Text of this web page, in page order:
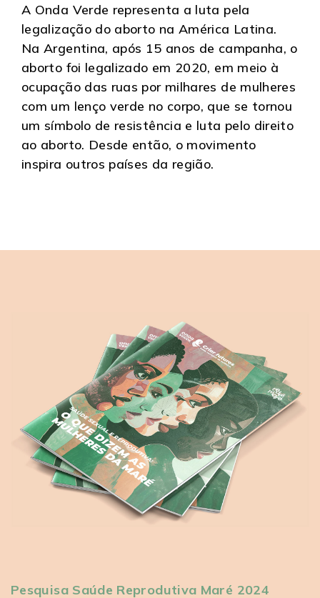
A Onda Verde representa a luta pela
legalização do aborto na América Latina.
Na Argentina, após 15 anos de campanha, o
aborto foi legalizado em 2020, em meio à
ocupação das ruas por milhares de mulheres
com um lenço verde no corpo, que se tornou
um símbolo de resistência e luta pelo direito
ao aborto. Desde então, o movimento
inspira outros países da região.
Pesquisa Saúde Reprodutiva Maré 2024